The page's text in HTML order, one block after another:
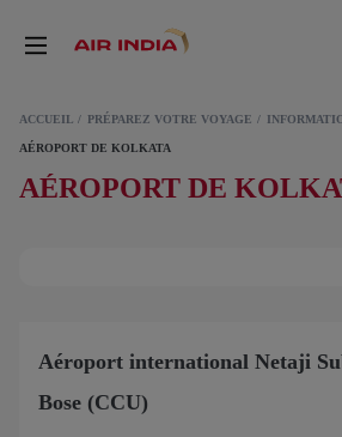
ACCUEIL PRÉPAREZ VOTRE VOYAGE
AÉROPORT DE KOLKATA
AÉROPORT DE
Aéroport international Netaji
Bose (CCU)